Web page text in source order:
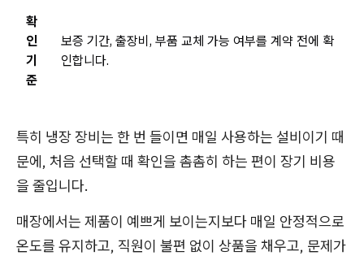
확
인
기
준
보증 기간, 출장비, 부품 교체 가능 여부를 계약 전에 확
인합니다.
특히 냉장 장비는 한 번 들이면 매일 사용하는 설비이기 때
문에, 처음 선택할 때 확인을 촘촘히 하는 편이 장기 비용
을 줄입니다.
매장에서는 제품이 예쁘게 보이는지보다 매일 안정적으로
온도를 유지하고, 직원이 불편 없이 상품을 채우고, 문제가